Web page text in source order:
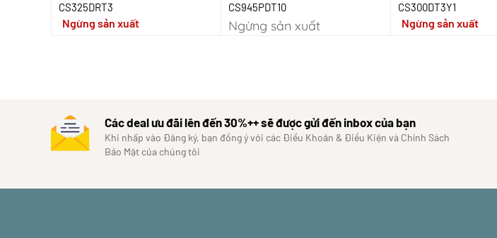
CS325DRT3
Ngừng sản xuất
CS945PDT10
Ngừng sản xuất
CS300DT3Y1
Ngừng sản xuất
Các deal ưu đãi lên đến 30%++ sẽ được gửi đến inbox của bạn
Khi nhấp vào Đăng ký, bạn đồng ý với các Điều Khoản & Điều Kiện và Chính Sách
Bảo Mật của chúng tôi